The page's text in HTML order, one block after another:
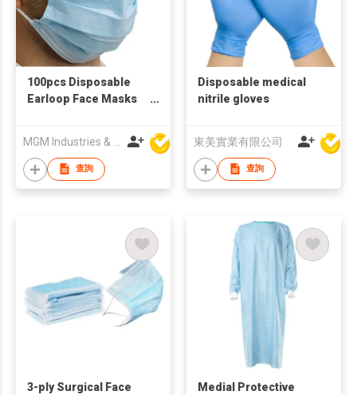
100pcs Disposable
Earloop Face Masks
查詢
Disposable medical
nitrile gloves
東美實業有限公司
查詢
3-ply Surgical Face
Medial Protective